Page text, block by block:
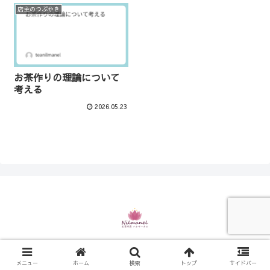
店主のつぶやき
お茶作りの理論について
考える
2026.05.23
© 2021 お茶の店 ニルマーネル.
メニュー ホーム 検索 トップ サイドバー